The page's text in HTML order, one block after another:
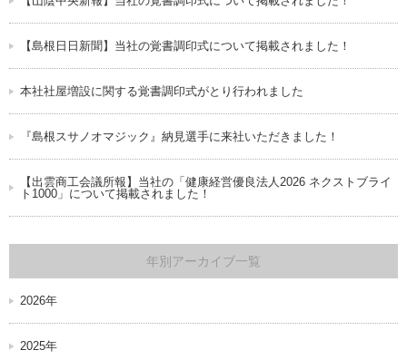
【島根日日新聞】当社の覚書調印式について掲載されました！
本社社屋増設に関する覚書調印式がとり行われました
『島根スサノオマジック』納見選手に来社いただきました！
【出雲商工会議所報】当社の「健康経営優良法人2026 ネクストブライ
ト1000」について掲載されました！
年別アーカイブ一覧
2026年
2025年